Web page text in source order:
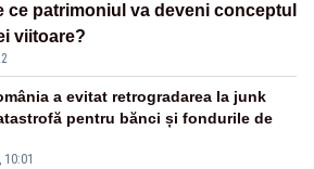
ce patrimoniul va deveni conceptul
viitoare?
a evitat retrogradarea la junk
pentru bănci și fondurile de